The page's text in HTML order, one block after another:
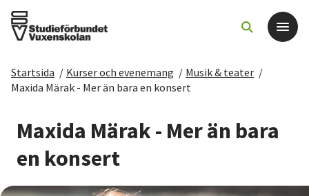
Det här gör vi
För dig som
Sök kurser och evenemang
Startsida / Kurser och evenemang / Musik & teater /
Maxida Märak - Mer än bara en konsert
Maxida Märak - Mer än bara
en konsert